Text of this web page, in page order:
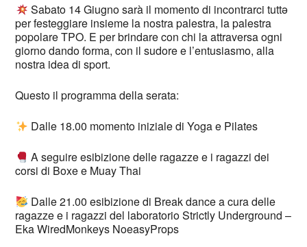
Sabato 14 Giugno sarà il momento di incontrarci tuttə
per festeggiare insieme la nostra palestra, la palestra
popolare TPO. E per brindare con chi la attraversa ogni
giorno dando forma, con il sudore e l’entusiasmo, alla
nostra idea di sport.
Questo il programma della serata:
Dalle 18.00 momento iniziale di Yoga e Pilates
A seguire esibizione delle ragazze e i ragazzi dei
corsi di Boxe e Muay Thai
Dalle 21.00 esibizione di Break dance a cura delle
ragazze e i ragazzi del laboratorio Strictly Underground –
Eka WiredMonkeys NoeasyProps